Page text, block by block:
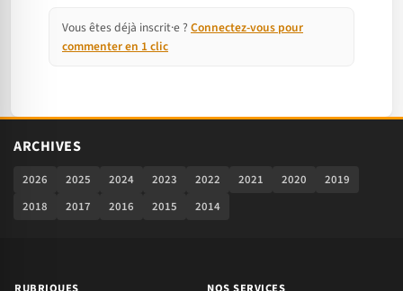
Vous êtes déjà inscrit·e ? Connectez-vous pour
commenter en 1 clic
ARCHIVES
2026 2025 2024 2023 2022 2021 2020
2019
2018
2017 2016 2015 2014